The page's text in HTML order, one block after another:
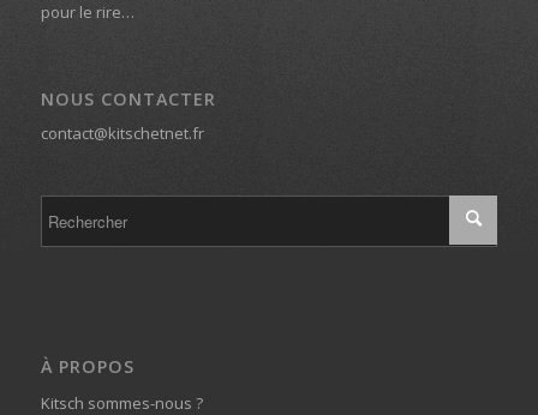
pour le rire…
NOUS CONTACTER
contact@kitschetnet.fr
À PROPOS
Kitsch sommes-nous ?